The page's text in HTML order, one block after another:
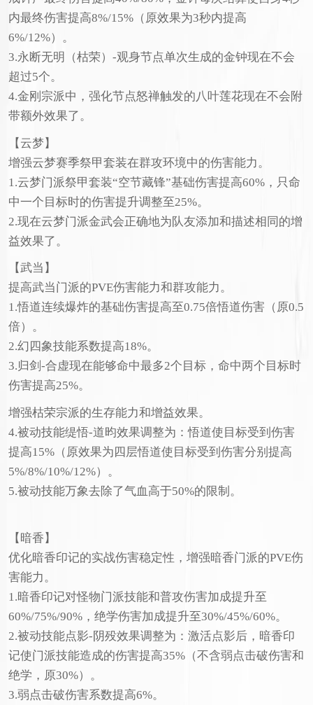
内最终伤害提高8%/15%（原效果为3秒内提高
6%/12%）。
3.永断无明（枯荣）-观身节点单次生成的金钟现在不会
超过5个。
4.金刚宗派中，强化节点怒禅触发的八叶莲花现在不会附
带额外效果了。
【云梦】
增强云梦赛季祭甲套装在群攻环境中的伤害能力。
1.云梦门派祭甲套装“空节藏锋”基础伤害提高60%，只命
中一个目标时的伤害提升调整至25%。
2.现在云梦门派金武会正确地为队友添加和描述相同的增
益效果了。
【武当】
提高武当门派的PVE伤害能力和群攻能力。
1.悟道连续爆炸的基础伤害提高至0.75倍悟道伤害（原0.5
倍）。
2.幻四象技能系数提高18%。
3.归剑-合虚现在能够命中最多2个目标，命中两个目标时
伤害提高25%。
增强枯荣宗派的生存能力和增益效果。
4.被动技能缇悟-道昀效果调整为：悟道使目标受到伤害
提高15%（原效果为四层悟道使目标受到伤害分别提高
5%/8%/10%/12%）。
5.被动技能万象去除了气血高于50%的限制。
【暗香】
优化暗香印记的实战伤害稳定性，增强暗香门派的PVE伤
害能力。
1.暗香印记对怪物门派技能和普攻伤害加成提升至
60%/75%/90%，绝学伤害加成提升至30%/45%/60%。
2.被动技能点影-阴殁效果调整为：激活点影后，暗香印
记使门派技能造成的伤害提高35%（不含弱点击破伤害和
绝学，原30%）。
3.弱点击破伤害系数提高6%。